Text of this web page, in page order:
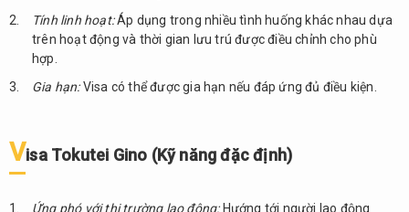
Tính linh hoạt:Áp dụng trong nhiều tình huống khác nhau dựa
trên hoạt động và thời gian lưu trú được điều chỉnh cho phù
hợp.
Gia hạn:Visa có thể được gia hạn nếu đáp ứng đủ điều kiện.
Visa Tokutei Gino (Kỹ năng đặc định)
Ứng phó với thị trường lao động:Hướng tới người lao động